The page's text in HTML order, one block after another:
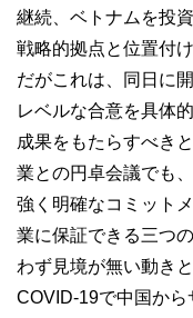
継続、ベトナムを投
戦略的拠点と位置付
だがこれは、同日に
レベルな合意を具体
成果をもたらすべき
業との円卓会議でも
強く明確なコミット
業に保証できる三つ
わず見境が無い動き
COVID‐19で中国か